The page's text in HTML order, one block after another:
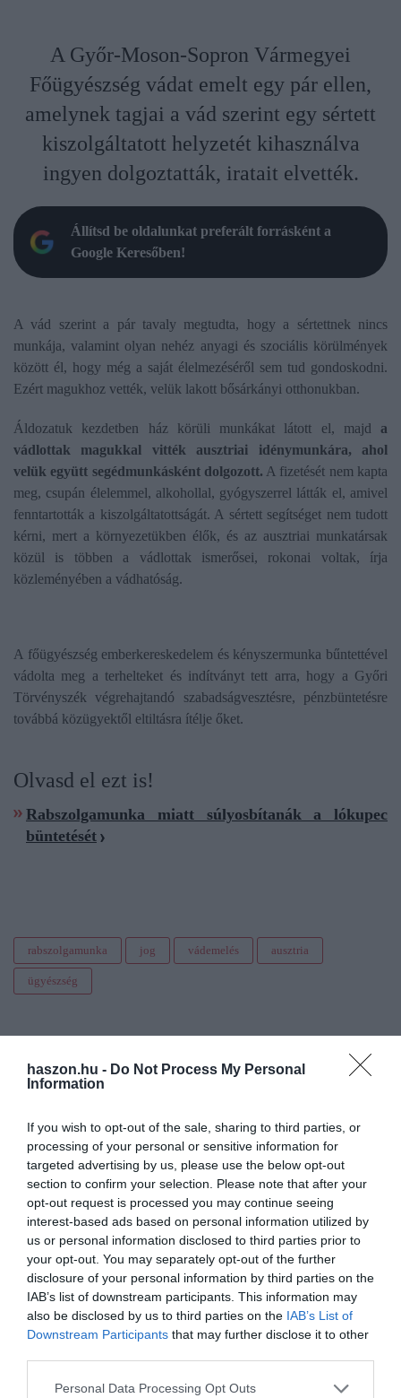
haszon.hu - Do Not Process My Personal
Information
If you wish to opt-out of the sale, sharing to third parties, or
processing of your personal or sensitive information for
targeted advertising by us, please use the below opt-out
section to confirm your selection. Please note that after your
opt-out request is processed you may continue seeing
interest-based ads based on personal information utilized by
us or personal information disclosed to third parties prior to
your opt-out. You may separately opt-out of the further
disclosure of your personal information by third parties on the
IAB’s list of downstream participants. This information may
also be disclosed by us to third parties on the IAB’s List of
Downstream Participants that may further disclose it to other
Please note that this website/app uses one or more Google
Personal Data Processing Opt Outs
A Győr-Moson-Sopron Vármegyei
Főügyészség vádat emelt egy pár ellen,
amelynek tagjai a vád szerint egy sértett
kiszolgáltatott helyzetét kihasználva
ingyen dolgoztatták, iratait elvették.
Állítsd be oldalunkat preferált forrásként a
Google Keresőben!
A vád szerint a pár tavaly megtudta, hogy a sértettnek nincs
munkája, valamint olyan nehéz anyagi és szociális körülmények
között él, hogy még a saját élelmezéséről sem tud gondoskodni.
Ezért magukhoz vették, velük lakott bősárkányi otthonukban.
Áldozatuk kezdetben ház körüli munkákat látott el, majd a
vádlottak magukkal vitték ausztriai idénymunkára, ahol
velük együtt segédmunkásként dolgozott. A fizetését nem kapta
meg, csupán élelemmel, alkohollal, gyógyszerrel látták el, amivel
fenntartották a kiszolgáltatottságát. A sértett segítséget nem tudott
kérni, mert a környezetükben élők, és az ausztriai munkatársak
közül is többen a vádlottak ismerősei, rokonai voltak, írja
közleményében a vádhatóság.
A főügyészség emberkereskedelem és kényszermunka bűntettével
vádolta meg a terhelteket és indítványt tett arra, hogy a Győri
Törvényszék végrehajtandó szabadságvesztésre, pénzbüntetésre
továbbá közügyektől eltiltásra ítélje őket.
Olvasd el ezt is!
Rabszolgamunka miatt súlyosbítanák a lókupec
büntetését
rabszolgamunka jog vádemelés ausztria
ügyészség